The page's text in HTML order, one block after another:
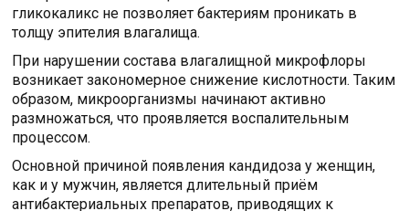
гликокаликс не позволяет бактериям проникать в
толщу эпителия влагалища.
При нарушении состава влагалищной микрофлоры
возникает закономерное снижение кислотности. Таким
образом, микроорганизмы начинают активно
размножаться, что проявляется воспалительным
процессом.
Основной причиной появления кандидоза у женщин,
как и у мужчин, является длительный приём
антибактериальных препаратов, приводящих к